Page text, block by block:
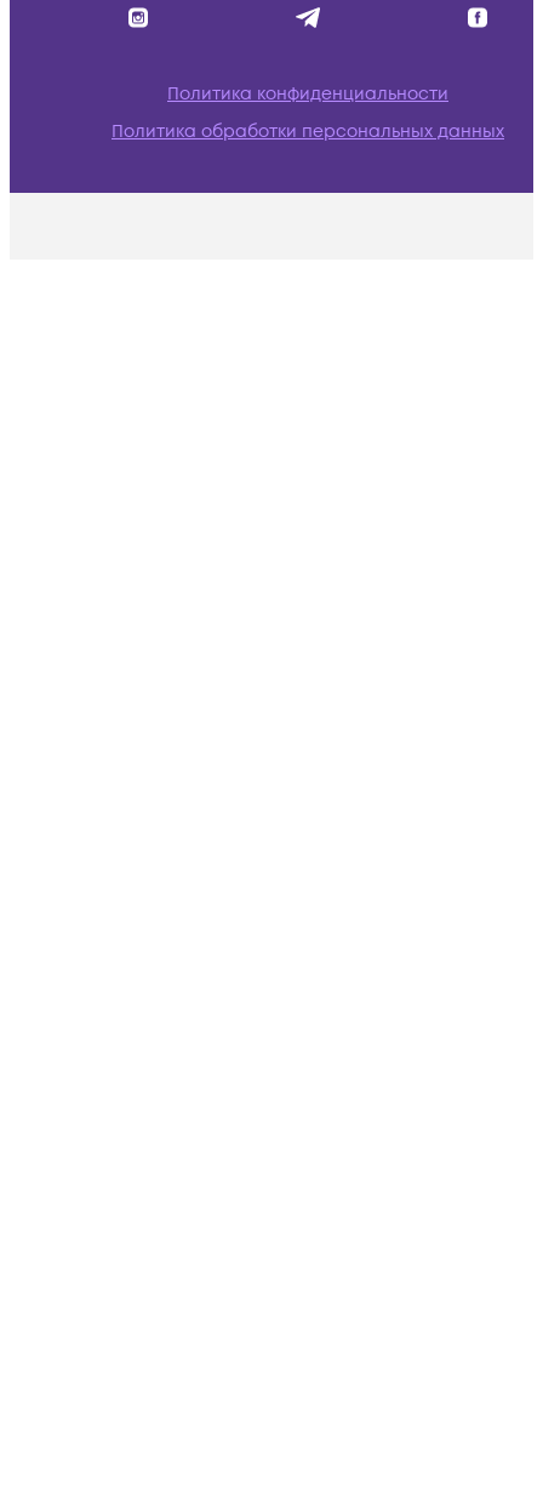
Политика конфиденциальности
Политика обработки персональных данных